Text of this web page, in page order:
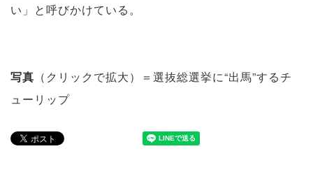
い」と呼びかけている。
写真 （クリックで拡大）＝選抜総選挙に“出馬”するチ
ューリップ